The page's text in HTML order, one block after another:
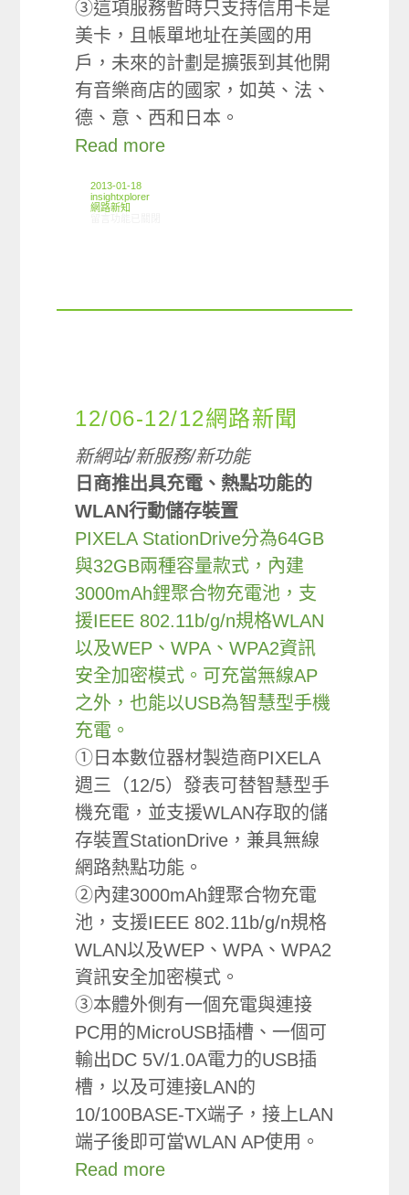
③這項服務暫時只支持信用卡是
美卡，且帳單地址在美國的用
戶，未來的計劃是擴張到其他開
有音樂商店的國家，如英、法、
德、意、西和日本。
Read more
2013-01-18
insightxplorer
網路新知
12/06-12/12網路新聞
新網站/新服務/新功能
日商推出具充電、熱點功能的
WLAN行動儲存裝置
PIXELA StationDrive分為64GB
與32GB兩種容量款式，內建
3000mAh鋰聚合物充電池，支
援IEEE 802.11b/g/n規格WLAN
以及WEP、WPA、WPA2資訊
安全加密模式。可充當無線AP
之外，也能以USB為智慧型手機
充電。
①日本數位器材製造商PIXELA
週三（12/5）發表可替智慧型手
機充電，並支援WLAN存取的儲
存裝置StationDrive，兼具無線
網路熱點功能。
②內建3000mAh鋰聚合物充電
池，支援IEEE 802.11b/g/n規格
WLAN以及WEP、WPA、WPA2
資訊安全加密模式。
③本體外側有一個充電與連接
PC用的MicroUSB插槽、一個可
輸出DC 5V/1.0A電力的USB插
槽，以及可連接LAN的
10/100BASE-TX端子，接上LAN
端子後即可當WLAN AP使用。
Read more